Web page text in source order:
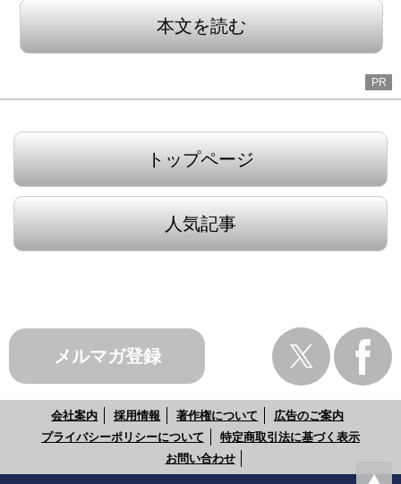
本文を読む
PR
トップページ
人気記事
メルマガ登録
会社案内 採用情報 著作権について
広告のご案内
プライバシーポリシーについて
特定商取引法に基づく表示
お問い合わせ